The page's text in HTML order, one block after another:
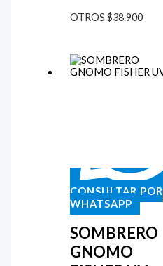
OTROS $38.900
CONSULTAR POR
WHATSAPP
SOMBRERO
GNOMO